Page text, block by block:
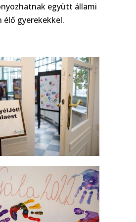
együtt állami
élő gyerekekkel.